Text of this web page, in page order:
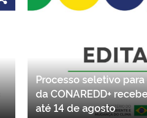
Processo seletivo